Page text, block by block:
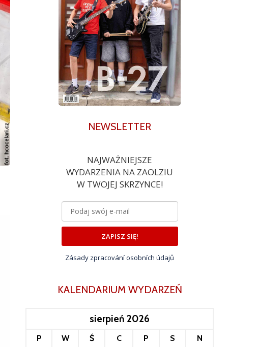
NEWSLETTER
NAJWAŻNIEJSZE
WYDARZENIA NA ZAOLZIU
W TWOJEJ SKRZYNCE!
ZAPISZ SIĘ!
Zásady zpracování osobních údajů
KALENDARIUM WYDARZEŃ
sierpień 2026
P W Ś C P S
N